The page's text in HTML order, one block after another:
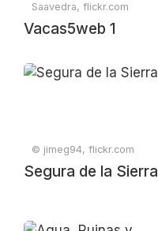
Saavedra, flickr.com
Vacas5web 1
© jimeg94, flickr.com
Segura de la Sierra